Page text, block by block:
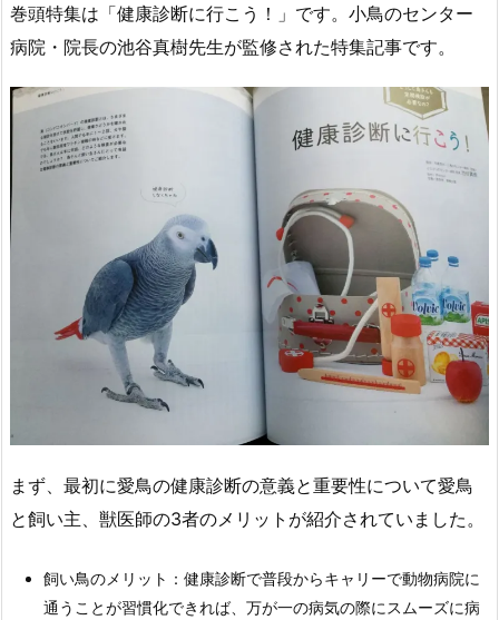
巻頭特集は「健康診断に行こう！」です。小鳥のセンター
病院・院長の池谷真樹先生が監修された特集記事です。
まず、最初に愛鳥の健康診断の意義と重要性について愛鳥
と飼い主、獣医師の3者のメリットが紹介されていました。
飼い鳥のメリット：健康診断で普段からキャリーで動物病院に
通うことが習慣化できれば、万が一の病気の際にスムーズに病